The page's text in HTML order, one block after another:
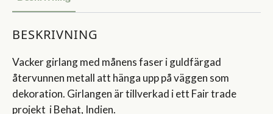
BESKRIVNING
Vacker girlang med månens faser i guldfärgad
återvunnen metall att hänga upp på väggen som
dekoration. Girlangen är tillverkad i ett Fair trade
projekt i Behat, Indien.